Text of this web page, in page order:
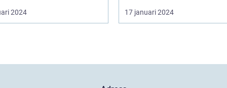
2024 17 januari 2024